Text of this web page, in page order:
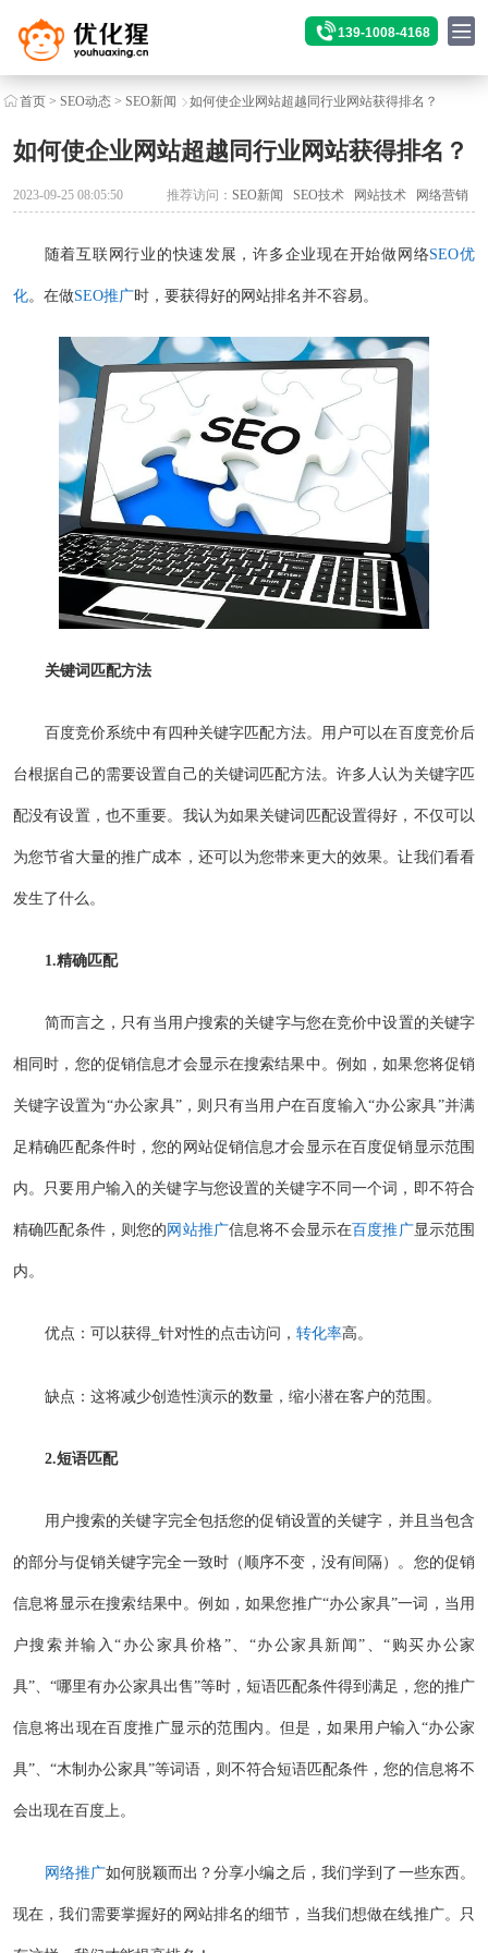
139-1008-4168
首页> SEO动态> SEO新闻 如何使企业网站超越同行业网站获得排名？
如何使企业网站超越同行业网站获得排名？
2023-09-25 08:05:50 推荐访问：SEO新闻 SEO技术 网站技术 网络营销
随着互联网行业的快速发展，许多企业现在开始做网络SEO优
化。在做SEO推广时，要获得好的网站排名并不容易。
关键词匹配方法
百度竞价系统中有四种关键字匹配方法。用户可以在百度竞价后
台根据自己的需要设置自己的关键词匹配方法。许多人认为关键字匹
配没有设置，也不重要。我认为如果关键词匹配设置得好，不仅可以
为您节省大量的推广成本，还可以为您带来更大的效果。让我们看看
发生了什么。
1.精确匹配
简而言之，只有当用户搜索的关键字与您在竞价中设置的关键字
相同时，您的促销信息才会显示在搜索结果中。例如，如果您将促销
关键字设置为“办公家具”，则只有当用户在百度输入“办公家具”并满
足精确匹配条件时，您的网站促销信息才会显示在百度促销显示范围
内。只要用户输入的关键字与您设置的关键字不同一个词，即不符合
精确匹配条件，则您的网站推广信息将不会显示在百度推广显示范围
内。
优点：可以获得_针对性的点击访问， 转化率高。
缺点：这将减少创造性演示的数量，缩小潜在客户的范围。
2.短语匹配
用户搜索的关键字完全包括您的促销设置的关键字，并且当包含
的部分与促销关键字完全一致时（顺序不变，没有间隔）。您的促销
信息将显示在搜索结果中。例如，如果您推广“办公家具”一词，当用
户搜索并输入“办公家具价格”、“办公家具新闻”、“购买办公家
具”、“哪里有办公家具出售”等时，短语匹配条件得到满足，您的推广
信息将出现在百度推广显示的范围内。但是，如果用户输入“办公家
具”、“木制办公家具”等词语，则不符合短语匹配条件，您的信息将不
会出现在百度上。
网络推广如何脱颖而出？分享小编之后，我们学到了一些东西。
现在，我们需要掌握好的网站排名的细节，当我们想做在线推广。只